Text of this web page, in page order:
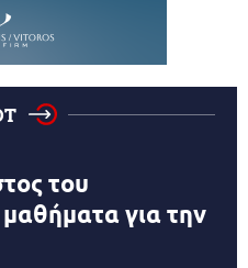
του
για την